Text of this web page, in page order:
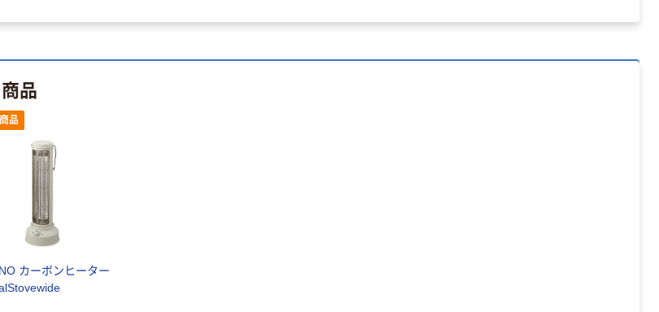
品
品
カーボンヒーター